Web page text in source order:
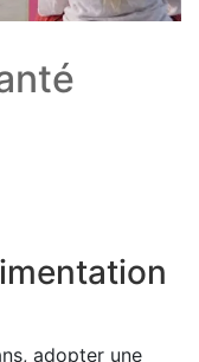
adopter une